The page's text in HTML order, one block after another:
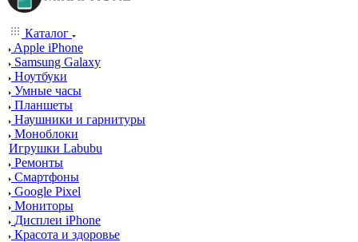
Каталог
Apple iPhone
Samsung Galaxy
Ноутбуки
Умные часы
Планшеты
Наушники и гарнитуры
Моноблоки
Игрушки Labubu
Ремонты
Смартфоны
Google Pixel
Мониторы
Дисплеи iPhone
Красота и здоровье